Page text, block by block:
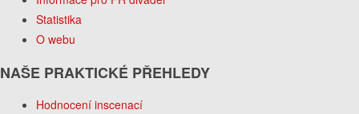
Statistika
O webu
NAŠE PRAKTICKÉ PŘEHLEDY
Hodnocení inscenací